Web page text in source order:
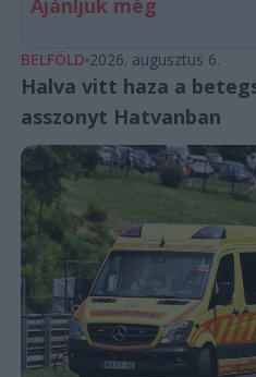
Ajánljuk még
BELFÖLD 2026. augusztus 6.
Halva vitt haza a
asszonyt Hatvanban